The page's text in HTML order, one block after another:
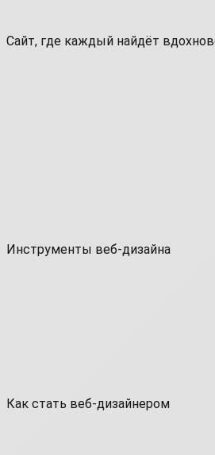
Сайт, где каждый найдёт
Инструменты веб-дизайна
Как стать веб-дизайнером